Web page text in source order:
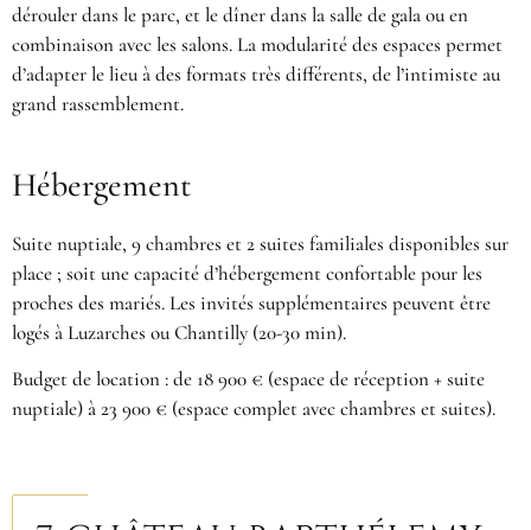
dérouler dans le parc, et le dîner dans la salle de gala ou en
combinaison avec les salons. La modularité des espaces permet
d’adapter le lieu à des formats très différents, de l’intimiste au
grand rassemblement.
Hébergement
Suite nuptiale, 9 chambres et 2 suites familiales disponibles sur
place ; soit une capacité d’hébergement confortable pour les
proches des mariés. Les invités supplémentaires peuvent être
logés à Luzarches ou Chantilly (20-30 min).
Budget de location : de 18 900 € (espace de réception + suite
nuptiale) à 23 900 € (espace complet avec chambres et suites).